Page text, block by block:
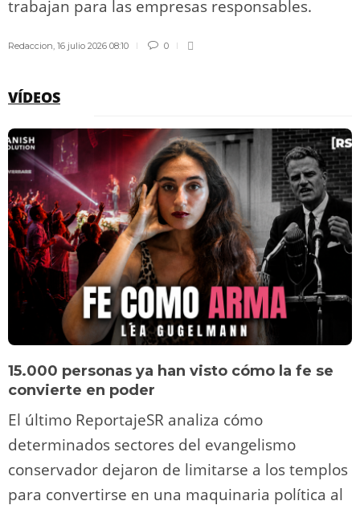
trabajan para las empresas responsables.
Redaccion 16 julio 2026 08:10 0
VÍDEOS
15.000 personas ya han visto cómo la fe se
convierte en poder
El último ReportajeSR analiza cómo
determinados sectores del evangelismo
conservador dejaron de limitarse a los templos
para convertirse en una maquinaria política al